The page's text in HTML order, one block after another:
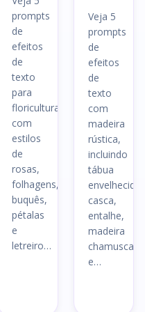
prompts
de
efeitos
de
texto
para
floriculturas,
com
estilos
de
rosas,
folhagens,
buquês,
pétalas
e
letreiro…
Veja 5
prompts
de
efeitos
de
texto
com
madeira
rústica,
incluindo
tábua
envelhecida,
casca,
entalhe,
madeira
chamuscada
e…